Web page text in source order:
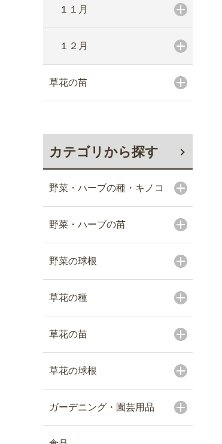
１１月
１２月
草花の苗
カテゴリから探す
野菜・ハーブの種・キノコ
野菜・ハーブの苗
野菜の球根
草花の種
草花の苗
草花の球根
ガーデニング・園芸用品